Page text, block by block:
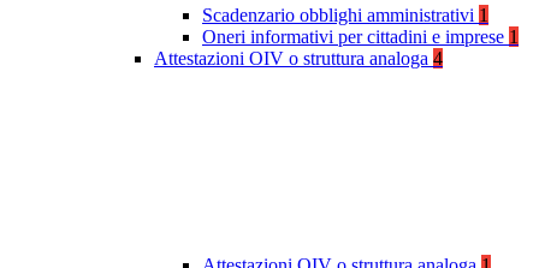
Scadenzario obblighi amministrativi 1
Oneri informativi per cittadini e imprese 1
Attestazioni OIV o struttura analoga 4